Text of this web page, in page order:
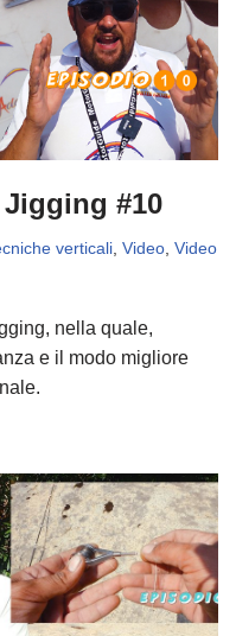
#10
verticali Video Video
nella quale,
e il modo migliore